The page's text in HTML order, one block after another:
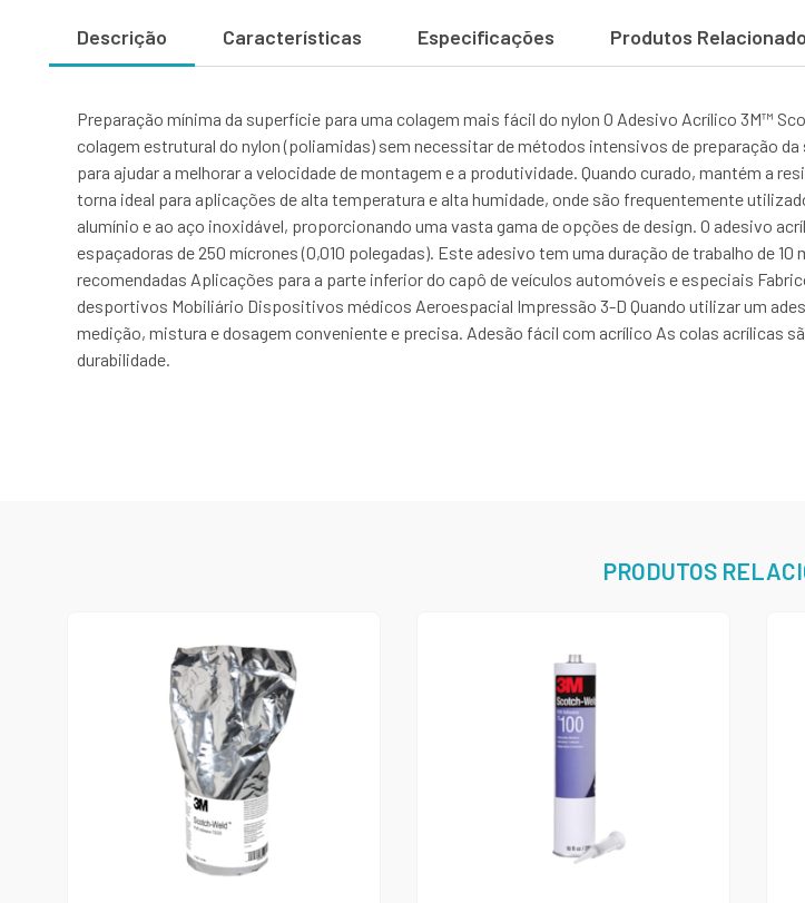
Descrição Características Especificações Produtos
Preparação mínima da superfície para uma colagem mais fácil do nylon O Adesivo Acrílico 3M™
colagem estrutural do nylon (poliamidas) sem necessitar de métodos intensivos de preparação
para ajudar a melhorar a velocidade de montagem e a produtividade. Quando curado, mantém a
torna ideal para aplicações de alta temperatura e alta humidade, onde são frequentemente
alumínio e ao aço inoxidável, proporcionando uma vasta gama de opções de design. O adesivo
espaçadoras de 250 mícrones (0,010 polegadas). Este adesivo tem uma duração de trabalho de
recomendadas Aplicações para a parte inferior do capô de veículos automóveis e especiais
desportivos Mobiliário Dispositivos médicos Aeroespacial Impressão 3-D Quando utilizar um
medição, mistura e dosagem conveniente e precisa. Adesão fácil com acrílico As colas acrílicas
durabilidade.
PRODUTOS